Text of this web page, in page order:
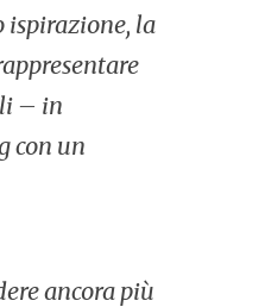
ispirazione, la
– in
con un
ancora più